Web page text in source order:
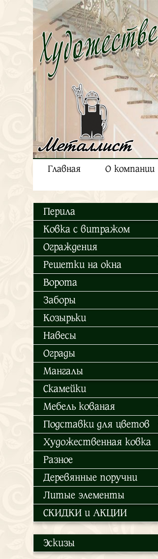
Металлист
Главная О компании
Перила
Ковка с витражом
Ограждения
Решетки на окна
Ворота
Заборы
Козырьки
Навесы
Ограды
Мангалы
Скамейки
Мебель кованая
Подставки для цветов
Художественная ковка
Разное
Деревянные поручни
Литые элементы
СКИДКИ и АКЦИИ
Эскизы